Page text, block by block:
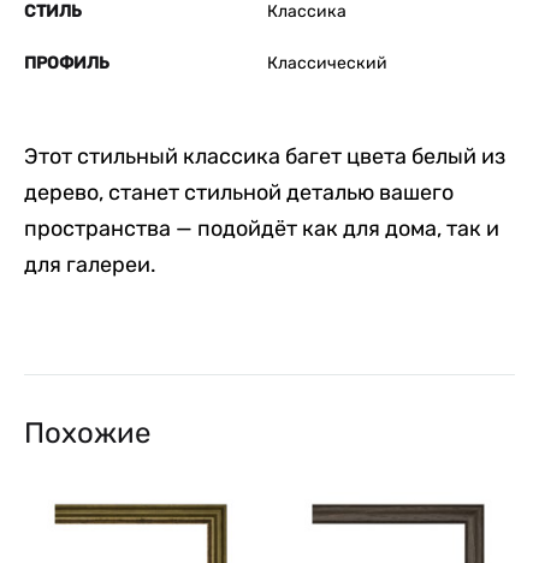
СТИЛЬ Классика
ПРОФИЛЬ Классический
Этот стильный классика багет цвета белый из
дерево, станет стильной деталью вашего
пространства — подойдёт как для дома, так и
для галереи.
Похожие